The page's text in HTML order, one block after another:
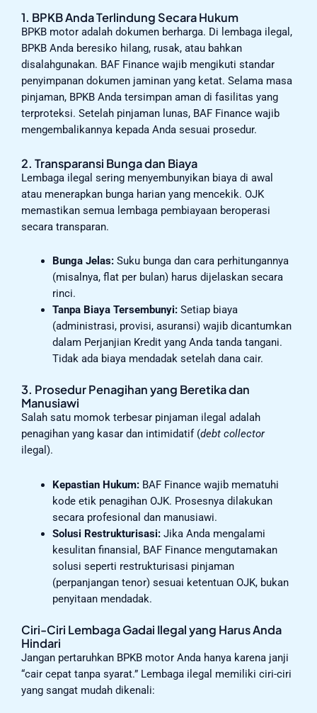
1. BPKB Anda Terlindung Secara Hukum
BPKB motor adalah dokumen berharga. Di lembaga ilegal,
BPKB Anda beresiko hilang, rusak, atau bahkan
disalahgunakan. BAF Finance wajib mengikuti standar
penyimpanan dokumen jaminan yang ketat. Selama masa
pinjaman, BPKB Anda tersimpan aman di fasilitas yang
terproteksi. Setelah pinjaman lunas, BAF Finance wajib
mengembalikannya kepada Anda sesuai prosedur.
2. Transparansi Bunga dan Biaya
Lembaga ilegal sering menyembunyikan biaya di awal
atau menerapkan bunga harian yang mencekik. OJK
memastikan semua lembaga pembiayaan beroperasi
secara transparan.
Bunga Jelas:Suku bunga dan cara perhitungannya
(misalnya, flat per bulan) harus dijelaskan secara
rinci.
Tanpa Biaya Tersembunyi:Setiap biaya
(administrasi, provisi, asuransi) wajib dicantumkan
dalam Perjanjian Kredit yang Anda tanda tangani.
Tidak ada biaya mendadak setelah dana cair.
3. Prosedur Penagihan yang Beretika dan
Manusiawi
Salah satu momok terbesar pinjaman ilegal adalah
penagihan yang kasar dan intimidatif (debt collector
ilegal).
Kepastian Hukum:BAF Finance wajib mematuhi
kode etik penagihan OJK. Prosesnya dilakukan
secara profesional dan manusiawi.
Solusi Restrukturisasi:Jika Anda mengalami
kesulitan finansial, BAF Finance mengutamakan
solusi seperti restrukturisasi pinjaman
(perpanjangan tenor) sesuai ketentuan OJK, bukan
penyitaan mendadak.
Ciri-Ciri Lembaga Gadai Ilegal yang Harus Anda
Hindari
Jangan pertaruhkan BPKB motor Anda hanya karena janji
“cair cepat tanpa syarat.” Lembaga ilegal memiliki ciri-ciri
yang sangat mudah dikenali: